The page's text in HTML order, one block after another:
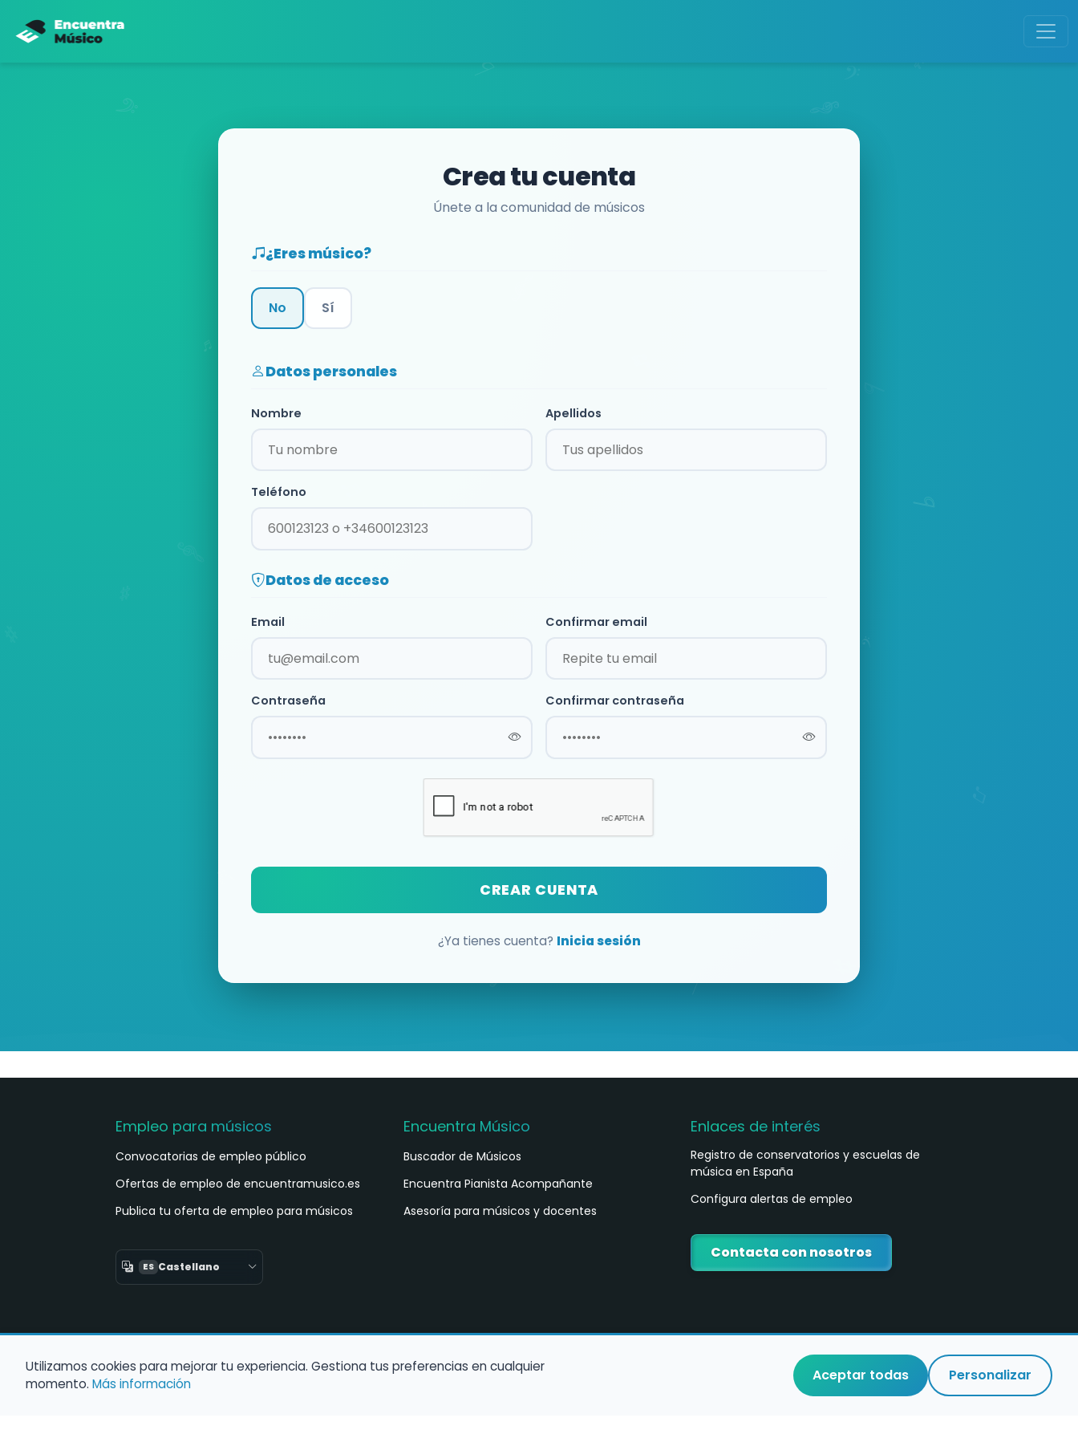
Crea tu cuenta
Únete a la comunidad de músicos
¿Eres músico?
No Sí
Datos personales
Nombre Apellidos
Teléfono
Datos de acceso
Email Confirmar email
Contraseña Confirmar contraseña
CREAR CUENTA
¿Ya tienes cuenta? Inicia sesión
Empleo para músicos
Convocatorias de empleo público
Ofertas de empleo de encuentramusico.es
Publica tu oferta de empleo para músicos
ES Castellano
Encuentra Músico
Buscador de Músicos
Encuentra Pianista Acompañante
Asesoría para músicos y docentes
Enlaces de interés
Registro de conservatorios y escuelas de
música en España
Configura alertas de empleo
Contacta con nosotros
Utilizamos cookies para mejorar tu experiencia. Gestiona tus preferencias en cualquier
momento. Más información Aceptar todas Personalizar